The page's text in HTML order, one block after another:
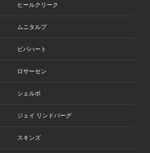
ヒールクリーク
ムニタルプ
ビバハート
ロサーセン
シェルボ
ジェイ リンドバーグ
スキンズ